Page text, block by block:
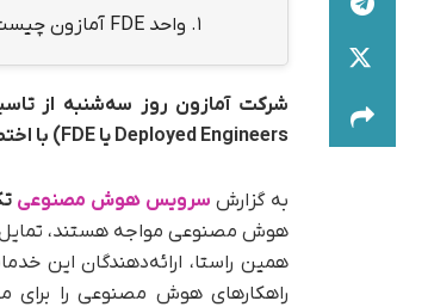
1. واحد FDE آمازون چیست؟
Deployed Engineers یا FDE) با اختصاص یک میلیارد دلار خبر داد.
به‌ گزارش سرویس هوش مصنوعی
هوش مصنوعی مواجه هستند، تمایل
همین راستا، ارائه‌دهندگان این